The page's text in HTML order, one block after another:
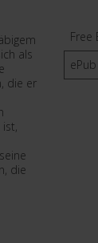
als
die er
die
Free
ePub